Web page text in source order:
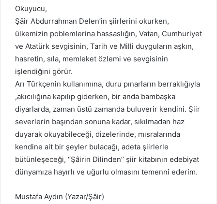
Okuyucu,
Şâir Abdurrahman Delen’in şiirlerini okurken,
ülkemizin poblemlerina hassaslığın, Vatan, Cumhuriyet
ve Atatürk sevgisinin, Tarih ve Milli duyguların aşkın,
hasretin, sıla, memleket özlemi ve sevgisinin
işlendiğini görür.
Arı Türkçenin kullanımına, duru pınarların berraklığıyla
,akıcılığına kapılıp giderken, bir anda bambaşka
diyarlarda, zaman üstü zamanda buluverir kendini. Şiir
severlerin başından sonuna kadar, sıkılmadan haz
duyarak okuyabileceği, dizelerinde, mısralarında
kendine ait bir şeyler bulacağı, adeta şiirlerle
bütünleşeceği, ‘‘Şâirin Dilinden’’ şiir kitabının edebiyat
dünyamıza hayırlı ve uğurlu olmasını temenni ederim.
Mustafa Aydın (Yazar/Şâir)